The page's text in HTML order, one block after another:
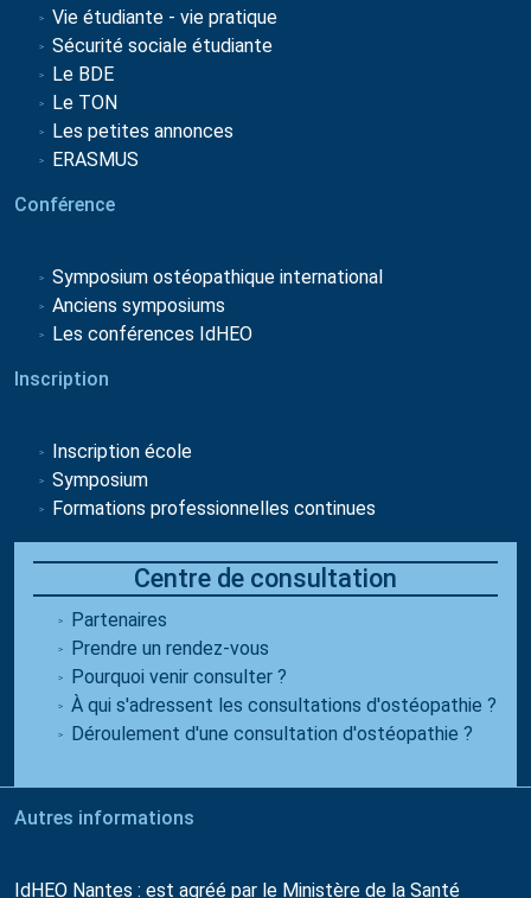
Vie étudiante - vie pratique
Sécurité sociale étudiante
Le BDE
Le TON
Les petites annonces
ERASMUS
Conférence
Symposium ostéopathique international
Anciens symposiums
Les conférences IdHEO
Inscription
Inscription école
Symposium
Formations professionnelles continues
Centre de consultation
Partenaires
Prendre un rendez-vous
Pourquoi venir consulter ?
À qui s'adressent les consultations d'ostéopathie ?
Déroulement d'une consultation d'ostéopathie ?
Autres informations
IdHEO Nantes : est agréé par le Ministère de la Santé